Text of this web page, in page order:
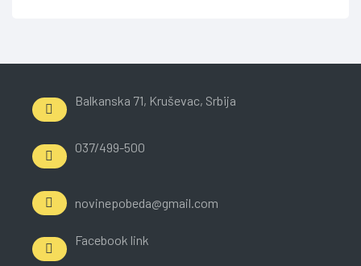
Balkanska 71, Kruševac, Srbija
037/499-500
novinepobeda@gmail.com
Facebook link